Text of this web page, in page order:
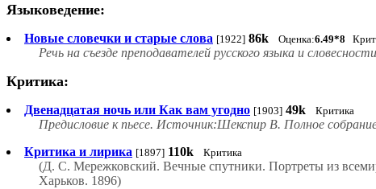
Языковедение:
Новые словечки и старые слова [1922] 86k Оценка:6.49*8
Речь на съезде преподавателей русского языка и
Критика:
Двенадцатая ночь или Как вам угодно [1903] 49k Критика
Предисловие к пьесе. Источник:Шекспир В. Полное
Критика и лирика [1897] 110k Критика
(Д. С. Мережковский. Вечные спутники. Портреты из
Харьков. 1896)